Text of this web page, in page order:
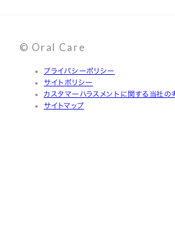
© Oral Care
プライバシーポリシー
サイトポリシー
カスタマーハラスメントに関する当社の
サイトマップ